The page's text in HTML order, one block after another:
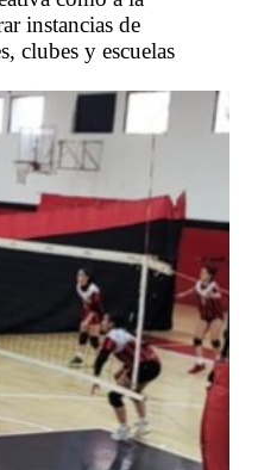
instancias de
clubes y escuelas